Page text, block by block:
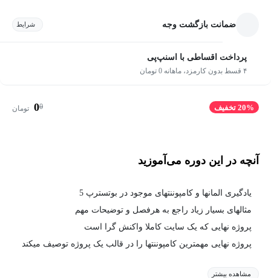
ضمانت بازگشت وجه شرایط
پرداخت اقساطی با اسنپ‌پی
۴ قسط بدون کارمزد، ماهانه 0 تومان
20% تخفیف 0
0 تومان
آنچه در این دوره می‌آموزید
یادگیری المانها و کامپوننتهای موجود در بوتسترپ 5
مثالهای بسیار زیاد راجع به هرفصل و توضیحات مهم
پروژه نهایی که یک سایت کاملا واکنش گرا است
پروژه نهایی مهمترین کامپوننتها را در قالب یک پروژه توصیف میکند
مشاهده بیشتر